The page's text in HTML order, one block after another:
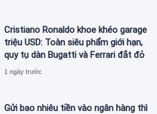
Cristiano Ronaldo khoe khéo garage
triệu USD: Toàn siêu phẩm giới hạn,
quy tụ dàn Bugatti và Ferrari đắt đỏ
1 ngày trước
Gửi bao nhiêu tiền vào ngân hàng thì